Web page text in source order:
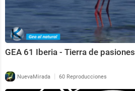
GEA 61 Iberia - Tierra de pasiones
NuevaMirada | 60 Reproducciones